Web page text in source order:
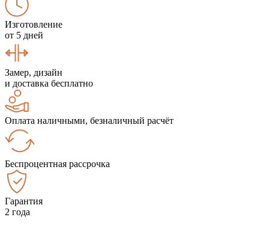
Изготовление
от 5 дней
Замер, дизайн
и доставка бесплатно
Оплата наличными, безналичный расчёт
Беспроцентная рассрочка
Гарантия
2 года